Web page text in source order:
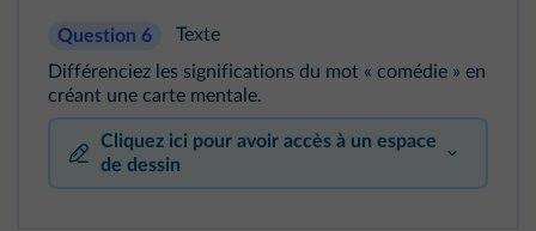
Question 6
Texte
Différenciez les significations du mot « comédie » en
créant une carte mentale.
Cliquez ici pour avoir accès à un espace
de dessin